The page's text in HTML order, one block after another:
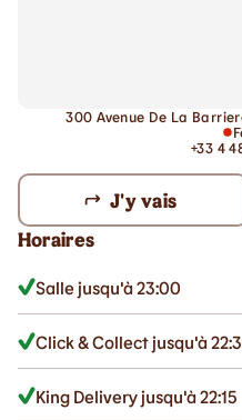
300 Avenue De La
+33 4
J'y vais
Horaires
Salle jusqu'à 23:00
Click & Collect jusqu'à
King Delivery jusqu'à 22:15